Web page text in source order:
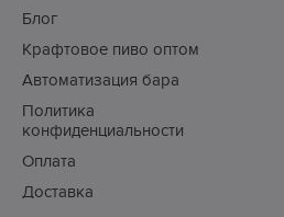
Блог
Крафтовое пиво оптом
Автоматизация бара
Политика
конфиденциальности
Оплата
Доставка